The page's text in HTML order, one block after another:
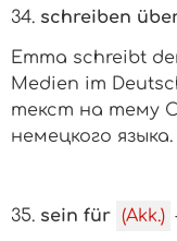
34. schreiben
Emma schreibt
Medien im
текст на тему
немецкого языка.
35. sein für (Akk.)